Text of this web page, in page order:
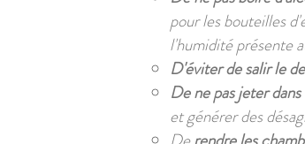
pour les bouteilles
l'humidité présente
D'éviter de salir le
De ne pas jeter
et générer des